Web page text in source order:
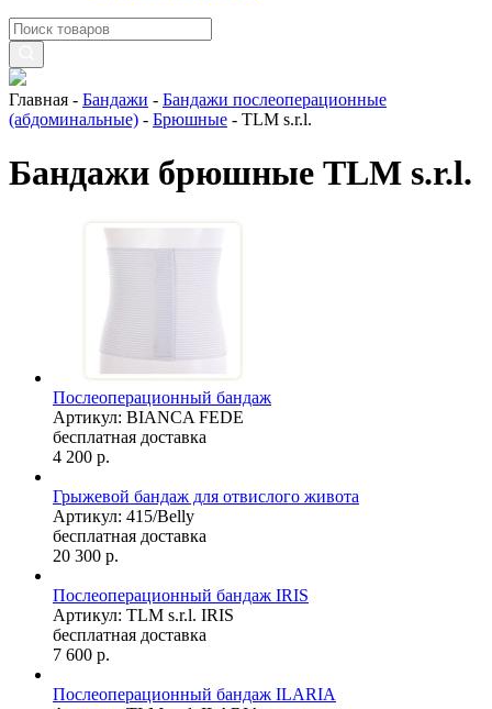
Главная - Бандажи - Бандажи послеоперационные
(абдоминальные) - Брюшные - TLM s.r.l.
Бандажи брюшные TLM s.r.l.
Послеоперационный бандаж
Артикул: BIANCA FEDE
бесплатная доставка
4 200 р.
Грыжевой бандаж для отвислого живота
Артикул: 415/Belly
бесплатная доставка
20 300 р.
Послеоперационный бандаж IRIS
Артикул: TLM s.r.l. IRIS
бесплатная доставка
7 600 р.
Послеоперационный бандаж ILARIA